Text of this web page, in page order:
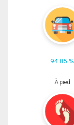
94.85 %
À pied